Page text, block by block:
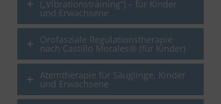
(„Vibrationstraining“) – für Kinder
und Erwachsene
Orofasziale Regulationstherapie
nach Castillo Morales® (für Kinder)
Atemtherapie für Säuglinge, Kinder
und Erwachsene